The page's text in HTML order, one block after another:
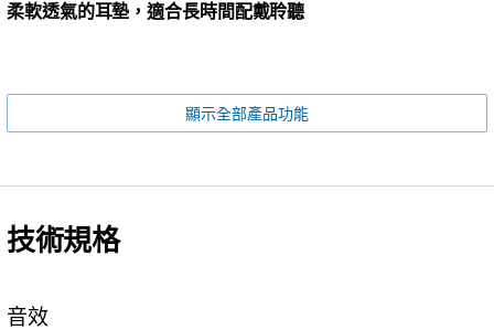
柔軟透氣的耳墊，適合長時間配戴聆聽
顯示全部產品功能
技術規格
音效